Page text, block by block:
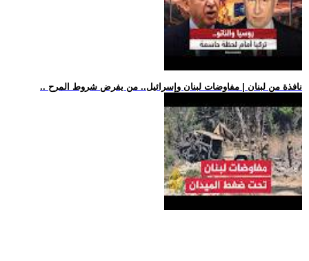
.. نافذة من لبنان | مفاوضات لبنان وإسرائيل.. من يفرض شروط المرح